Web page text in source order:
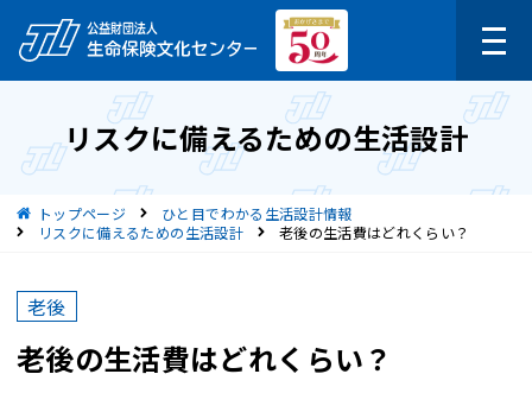
リスクに備えるための生活設計
現在位置トップページ
ひと目でわかる生活設計情報
リスクに備えるための生活設計
老後の生活費はどれくらい？
老後
老後の生活費はどれくらい？